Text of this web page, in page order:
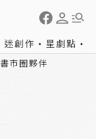
迷創作 星劇點
書市圈夥伴